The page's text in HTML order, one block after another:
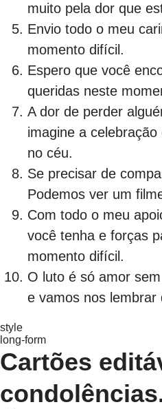
muito pela dor que
Envio todo o meu
momento difícil.
Espero que você
queridas neste
A dor de perder
imagine a
no céu.
Se precisar de
Podemos ver um
Com todo o meu
você tenha e forças
momento difícil.
O luto é só amor
e vamos nos lembrar
style
long-form
Cartões